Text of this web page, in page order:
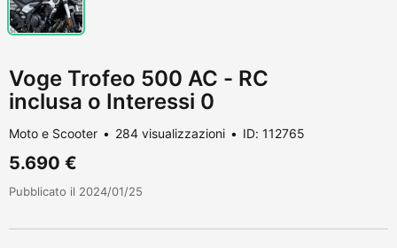
Voge Trofeo 500 AC - RC
inclusa o Interessi 0
Moto e Scooter 284 visualizzazioni ID: 112765
5.690 €
Pubblicato il 2024/01/25